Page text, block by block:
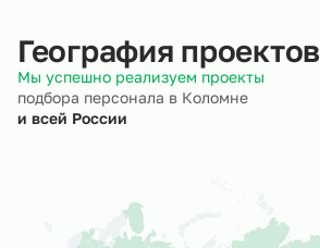
География проектов
Мы успешно реализуем проекты
подбора персонала в Коломне
и всей России